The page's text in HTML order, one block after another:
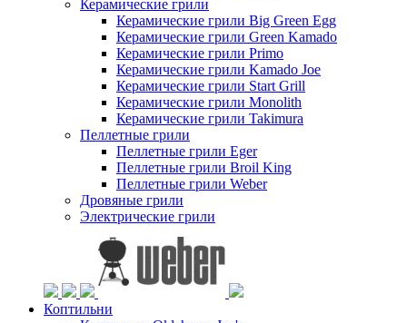
Керамические грили
Керамические грили Big Green Egg
Керамические грили Green Kamado
Керамические грили Primo
Керамические грили Kamado Joe
Керамические грили Start Grill
Керамические грили Monolith
Керамические грили Takimura
Пеллетные грили
Пеллетные грили Eger
Пеллетные грили Broil King
Пеллетные грили Weber
Дровяные грили
Электрические грили
Коптильни